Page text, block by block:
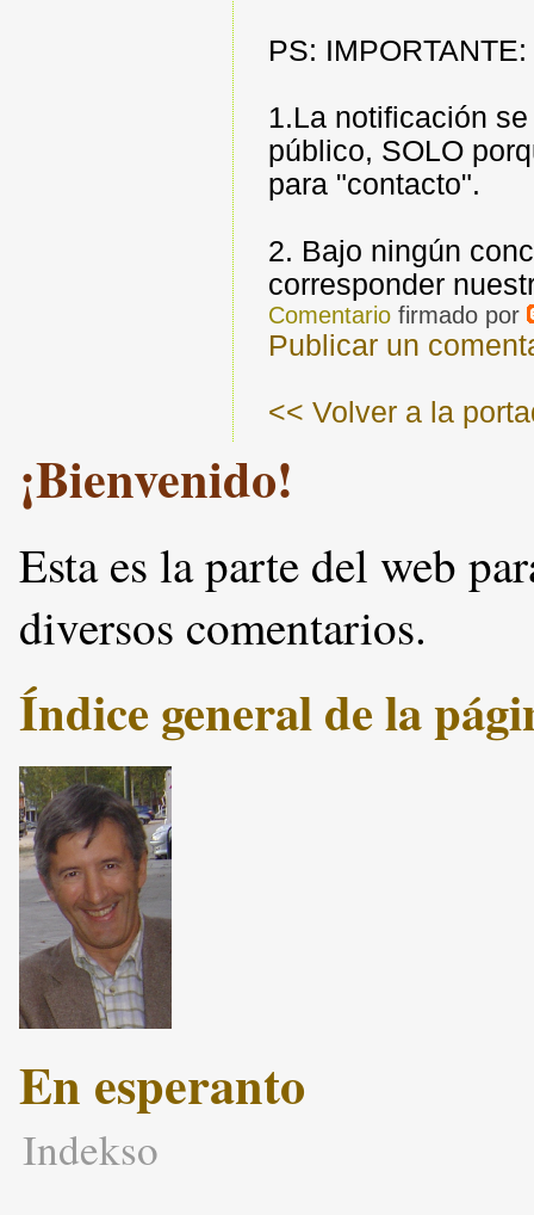
PS: IMPORTANTE:
1.La notificación
público, SOLO
para "contacto".
2. Bajo ningún
corresponder
Comentario firmado por
Publicar un
<< Volver a la
¡Bienvenido!
Esta es la parte del web
diversos comentarios.
Índice general de la
En esperanto
Indekso